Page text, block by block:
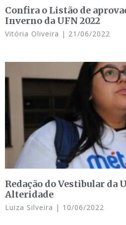
Confira o Listão de
Inverno da UFN 2022
Vitória Oliveira 21/06/2022
Redação do Vestibular da
Alteridade
Luiza Silveira 10/06/2022